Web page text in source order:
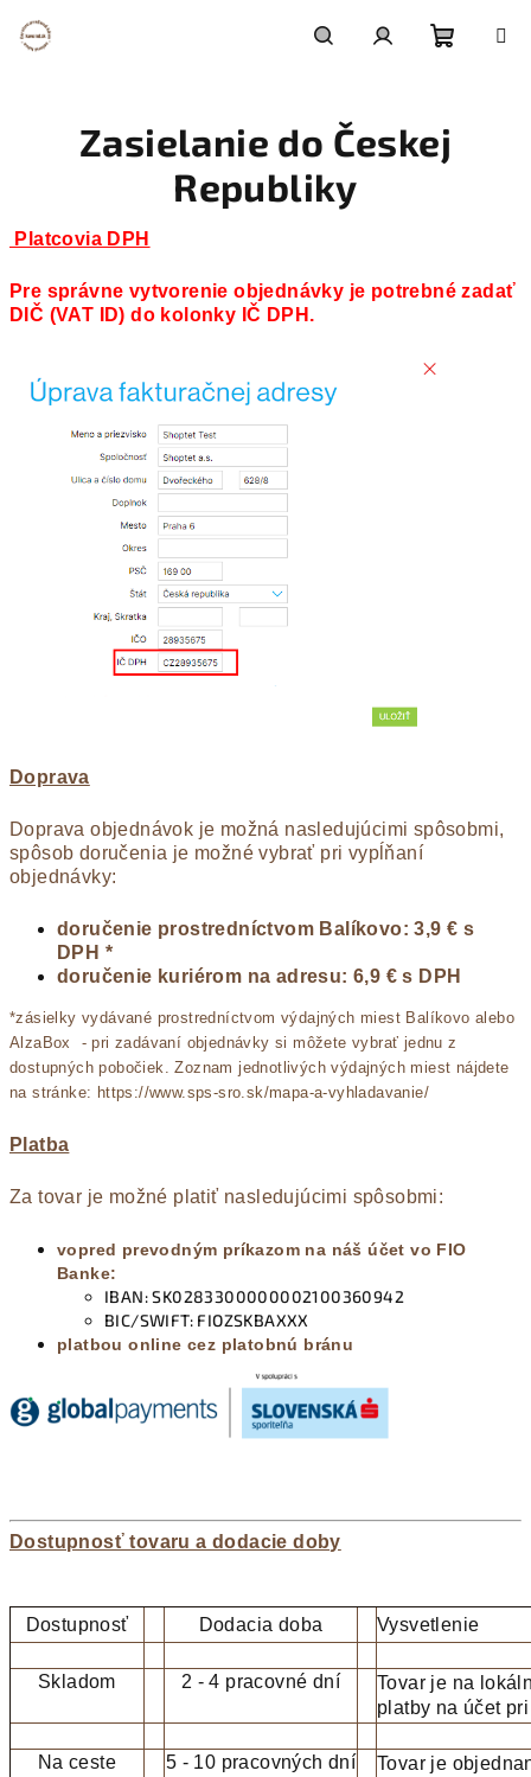
obsah
košík
Zasielanie do Českej
Republiky
Platcovia DPH
Pre správne vytvorenie objednávky je potrebné zadať
DIČ (VAT ID) do kolonky IČ DPH.
Doprava
Doprava objednávok je možná nasledujúcimi spôsobmi,
spôsob doručenia je možné vybrať pri vypĺňaní
objednávky:
doručenie prostredníctvom Balíkovo: 3,9 € s
DPH *
doručenie kuriérom na adresu: 6,9 € s DPH
*zásielky vydávané prostredníctvom výdajných miest Balíkovo alebo
AlzaBox - pri zadávaní objednávky si môžete vybrať jednu z
dostupných pobočiek. Zoznam jednotlivých výdajných miest nájdete
na stránke: https://www.sps-sro.sk/mapa-a-vyhladavanie/
Platba
Za tovar je možné platiť nasledujúcimi spôsobmi:
vopred prevodným príkazom na náš účet vo FIO
Banke:
IBAN: SK0283300000002100360942
BIC/SWIFT: FIOZSKBAXXX
platbou online cez platobnú bránu
Dostupnosť tovaru a dodacie doby
Dostupnosť Dodacia doba Vysvetlenie
Skladom 2 - 4 pracovné dní
Tovar je na
platby na účet
Na ceste 5 - 10 pracovných dní
Tovar je